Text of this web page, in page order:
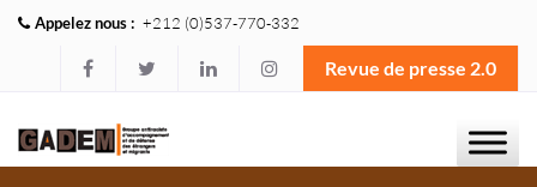
Appelez nous : +212 (0)537-770-332
Revue de presse 2.0